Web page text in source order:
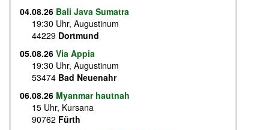
04.08.26 Bali Java Sumatra
19:30 Uhr, Augustinum
44229 Dortmund
05.08.26 Via Appia
19:30 Uhr, Augustinum
53474 Bad Neuenahr
06.08.26 Myanmar hautnah
15 Uhr, Kursana
90762 Fürth